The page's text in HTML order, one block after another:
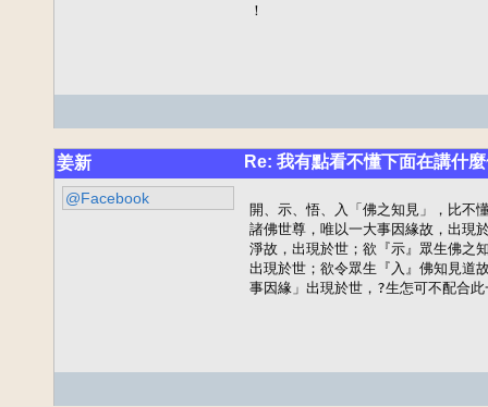
！
姜新 Re: 我有點看不懂下面在講什
@Facebook
開、示、悟、入「佛之知見」，比不
諸佛世尊，唯以一大事因緣故，出現
淨故，出現於世；欲『示』眾生佛之
出現於世；欲令眾生『入』佛知見道
事因緣」出現於世，?生怎可不配合